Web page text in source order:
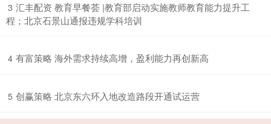
3 ​汇丰配资 教育早餐荟 |教育部启动实施教师教育能力提升工
程；北京石景山通报违规学科培训
4 ​有富策略 海外需求持续高增，盈利能力再创新高
5 ​创赢策略 北京东六环入地改造路段开通试运营